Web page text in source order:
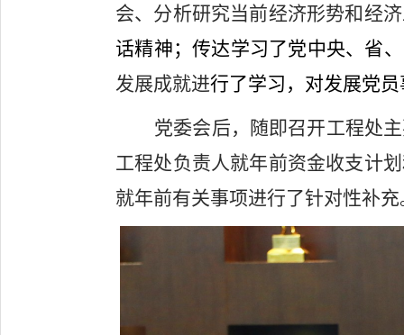
会、分析研究当前经济形势和经
话精神；传达学习了党中央、省
发展成就进行了学习，对发展党
党委会后，随即召开工程处
工程处负责人就年前资金收支计
就年前有关事项进行了针对性补充